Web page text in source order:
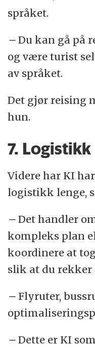
språket.
– Du kan gå på
og være turist
av språket.
Det gjør reising
hun.
7. Logistikk
Videre har KI
logistikk lenge,
– Det handler
kompleks plan
koordinere at
slik at du rekker
– Flyruter,
– Dette er KI